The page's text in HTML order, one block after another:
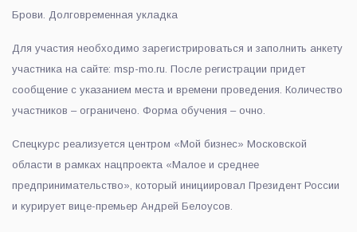
Брови. Долговременная укладка
Для участия необходимо зарегистрироваться и заполнить анкету
участника на сайте: msp-mo.ru. После регистрации придет
сообщение с указанием места и времени проведения. Количество
участников – ограничено. Форма обучения – очно.
Спецкурс реализуется центром «Мой бизнес» Московской
области в рамках нацпроекта «Малое и среднее
предпринимательство», который инициировал Президент России
и курирует вице-премьер Андрей Белоусов.